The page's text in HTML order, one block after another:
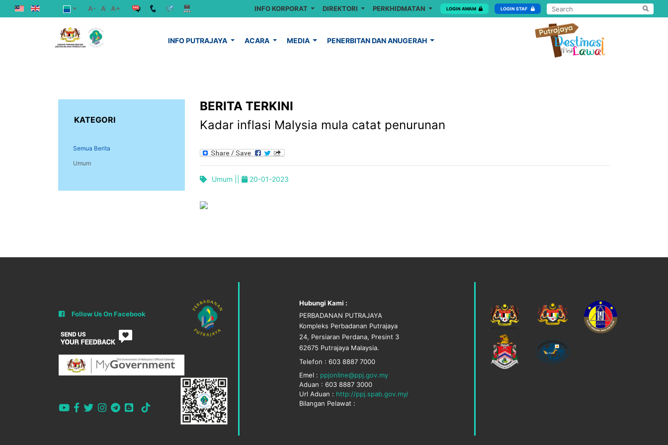
A- A A+ INFO KORPORAT DIREKTORI PERKHIDMATAN LOGIN AWAM LOGIN STAF
INFO PUTRAJAYA ACARA MEDIA PENERBITAN DAN ANUGERAH
KATEGORI
Semua Berita
Umum
BERITA TERKINI
Kadar inflasi Malysia mula catat penurunan
Umum || 20-01-2023
Follow Us On Facebook
Hubungi Kami :
PERBADANAN PUTRAJAYA
Kompleks Perbadanan Putrajaya
24, Persiaran Perdana, Presint 3
62675 Putrajaya Malaysia.
Telefon : 603 8887 7000
Emel : ppjonline@ppj.gov.my
Aduan : 603 8887 3000
Url Aduan : http://ppj.spab.gov.my/
Bilangan Pelawat :